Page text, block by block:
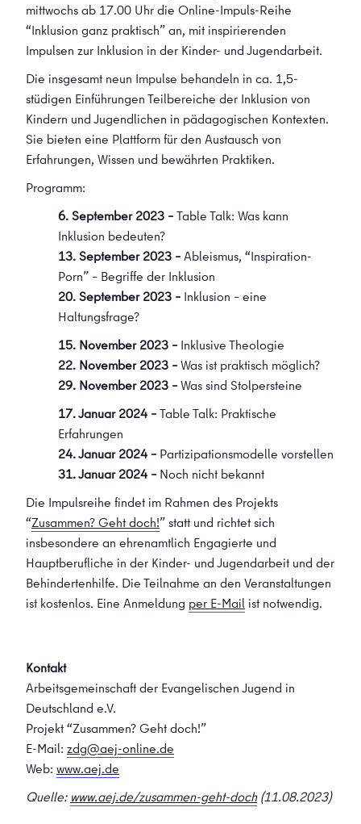
mittwochs ab 17.00 Uhr die Online-Impuls-Reihe
“Inklusion ganz praktisch” an, mit inspirierenden
Impulsen zur Inklusion in der Kinder- und Jugendarbeit.
Die insgesamt neun Impulse behandeln in ca. 1,5-
stüdigen Einführungen Teilbereiche der Inklusion von
Kindern und Jugendlichen in pädagogischen Kontexten.
Sie bieten eine Plattform für den Austausch von
Erfahrungen, Wissen und bewährten Praktiken.
Programm:
6. September 2023 –Table Talk: Was kann
Inklusion bedeuten?
13. September 2023 –Ableismus, “Inspiration-
Porn” – Begriffe der Inklusion
20. September 2023 – Inklusion – eine
Haltungsfrage?
15. November 2023 – Inklusive Theologie
22. November 2023 –Was ist praktisch möglich?
29. November 2023 –Was sind Stolpersteine
17. Januar 2024 –Table Talk: Praktische
Erfahrungen
24. Januar 2024 – Partizipationsmodelle vorstellen
31. Januar 2024 – Noch nicht bekannt
Die Impulsreihe findet im Rahmen des Projekts
“Zusammen? Geht doch!” statt und richtet sich
insbesondere an ehrenamtlich Engagierte und
Hauptberufliche in der Kinder- und Jugendarbeit und der
Behindertenhilfe. Die Teilnahme an den Veranstaltungen
ist kostenlos. Eine Anmeldung per E-Mail ist notwendig.
Kontakt
Arbeitsgemeinschaft der Evangelischen Jugend in
Deutschland e.V.
Projekt “Zusammen? Geht doch!”
E-Mail: zdg@aej-online.de
Web: www.aej.de
Quelle: www.aej.de/zusammen-geht-doch(11.08.2023)